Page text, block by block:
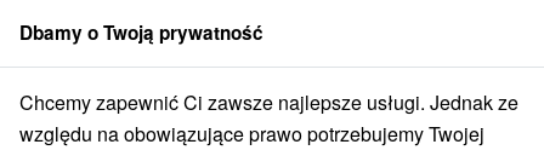
członek grupySorger
Slovensko Prešovský kraj Hozelec FunVille, kryty plac zabaw
Dbamy o Twoją prywatność
Chcemy zapewnić Ci zawsze najlepsze usługi. Jednak ze
względu na obowiązujące prawo potrzebujemy Twojej